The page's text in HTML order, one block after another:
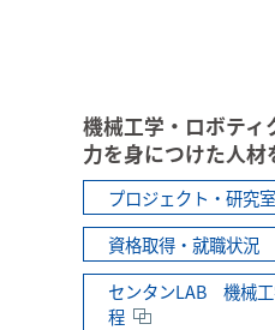
機械工学・ロボテ
力を身につけた人材
プロジェクト・研究
資格取得・就職状況
センタンLAB 機械
程